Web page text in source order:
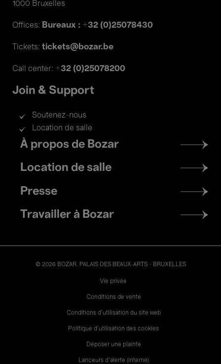
1000 Bruxelles
Offices: Bureaux : +32 (0)25078430
Tickets: tickets@bozar.be
Call center: +32 (0)25078200
Join & Support
Soutenez-nous
Location de salle
Footer
menu
À propos de Bozar
Location de salle
Presse
Travailler à Bozar
© 2026 BOZAR. PALAIS DES BEAUX-ARTS - BRUXELLES
Vie privée
Conditions de vente
Conditions d'utilisation du site web
Politique d'utilisation des cookies
Déposer une plainte
Lanceurs d’alerte (interne)